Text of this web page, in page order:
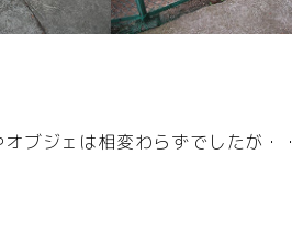
ブジェは相変わらずでしたが・・